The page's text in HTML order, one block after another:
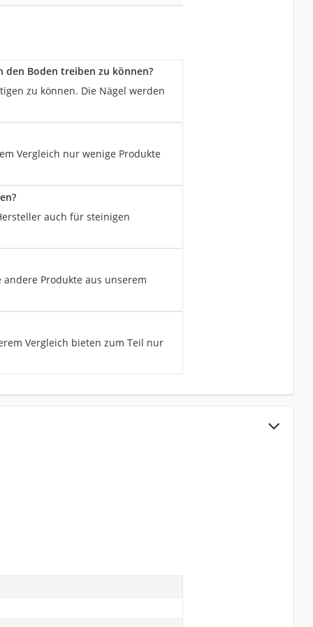
den Boden treiben zu können?
zu können. Die Nägel werden
Vergleich nur wenige Produkte
auch für steinigen
Produkte aus unserem
Vergleich bieten zum Teil nur